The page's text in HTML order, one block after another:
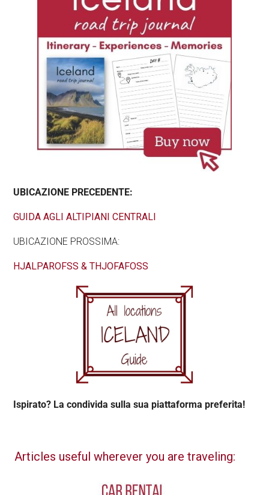
UBICAZIONE PRECEDENTE:
GUIDA AGLI ALTIPIANI CENTRALI
UBICAZIONE PROSSIMA:
HJALPAROFSS & THJOFAFOSS
Ispirato? La condivida sulla sua piattaforma preferita!
Articles useful wherever you are traveling: